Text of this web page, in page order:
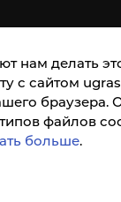
нам делать
с сайтом
браузера.
файлов
больше.